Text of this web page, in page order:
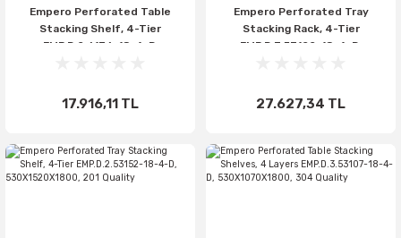
Empero Perforated Table
Stacking Shelf, 4-Tier
EMP.D.2.6176-18-4-D,
17.916,11 TL
Empero Perforated Tray
Stacking Rack, 4-Tier
EMP.D.3.53122-18-4-D,
27.627,34 TL